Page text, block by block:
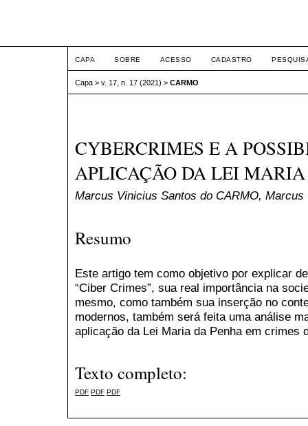
CAPA SOBRE ACESSO CADASTRO
Capa > v. 17, n. 17 (2021) > CARMO
CYBERCRIMES E A
APLICAÇÃO DA LEI
Marcus Vinicius Santos do CARMO,
Resumo
Este artigo tem como objetivo por explicar
“Ciber Crimes”, sua real importância na
mesmo, como também sua inserção no
modernos, também será feita uma análise
aplicação da Lei Maria da Penha em crimes
Texto completo:
PDF PDF PDF